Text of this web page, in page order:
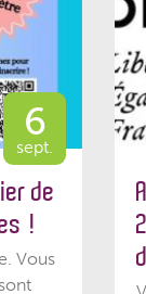
6
sept.
de
!
Vous